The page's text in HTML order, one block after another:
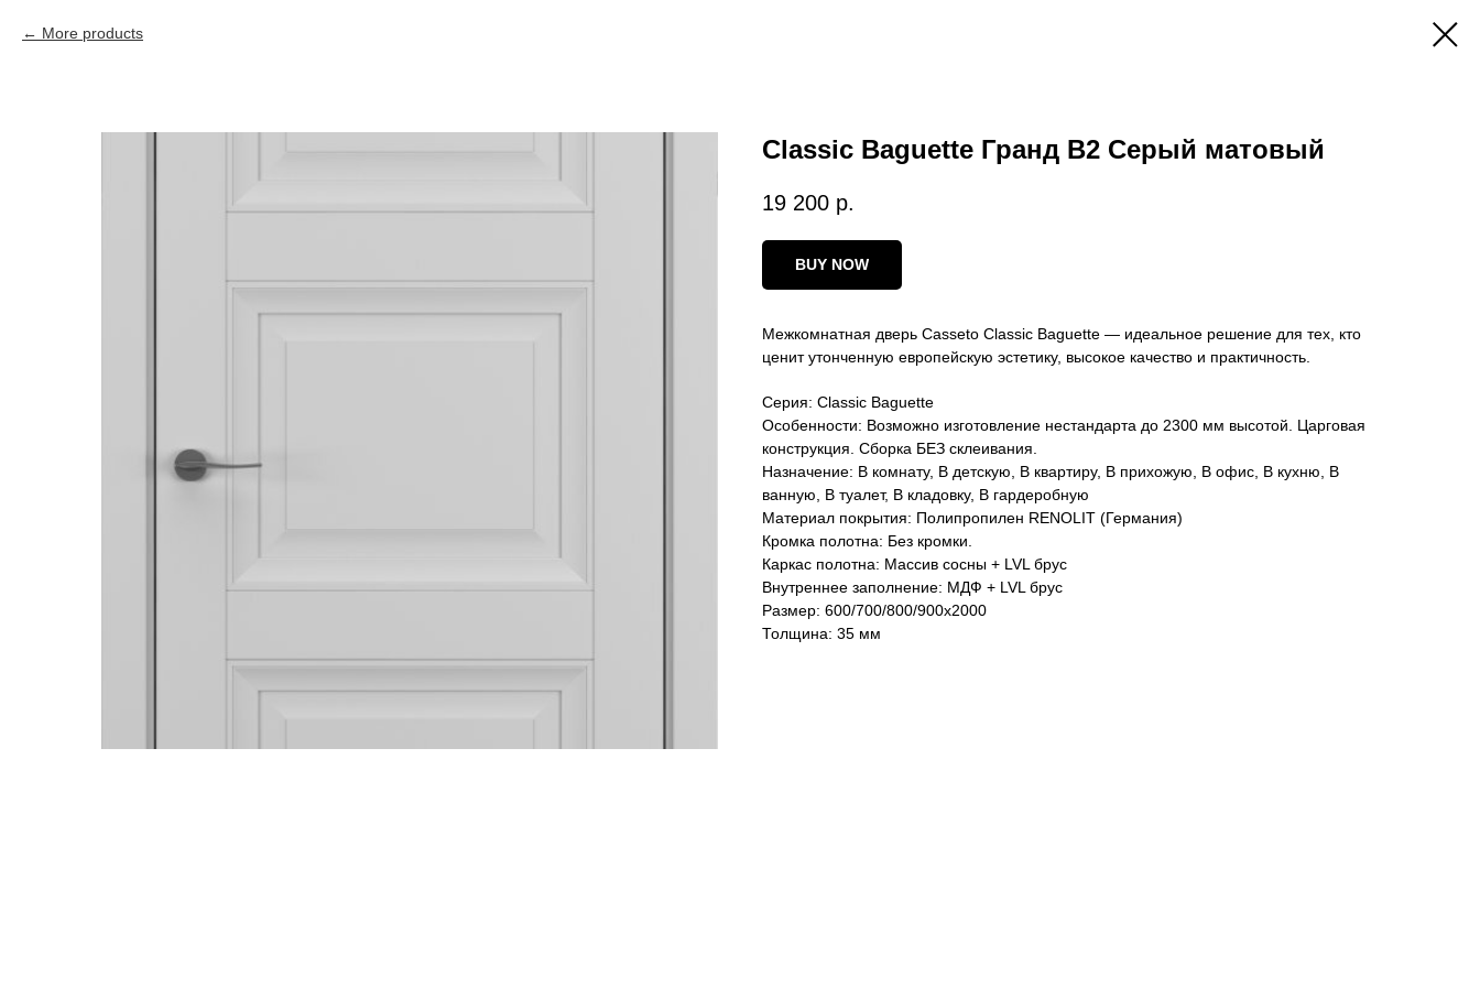
More products
Classic Baguette Гранд В2 Серый матовый
19 200 р.
BUY NOW
Межкомнатная дверь Casseto Classic Baguette — идеальное решение для тех, кто
ценит утонченную европейскую эстетику, высокое качество и практичность.
Серия: Classic Baguette
Особенности: Возможно изготовление нестандарта до 2300 мм высотой. Царговая
конструкция. Сборка БЕЗ склеивания.
Назначение: В комнату, В детскую, В квартиру, В прихожую, В офис, В кухню, В
ванную, В туалет, В кладовку, В гардеробную
Материал покрытия: Полипропилен RENOLIT (Германия)
Кромка полотна: Без кромки.
Каркас полотна: Массив сосны + LVL брус
Внутреннее заполнение: МДФ + LVL брус
Размер: 600/700/800/900х2000
Толщина: 35 мм